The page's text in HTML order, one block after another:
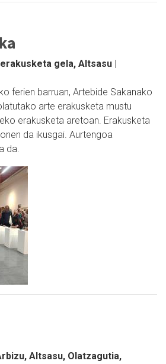
gela, Altsasu |
ferien barruan, Artebide Sakanako
arte erakusketa mustu
erakusketa aretoan. Erakusketa
da ikusgai. Aurtengoa
da.
Altsasu, Olatzagutia,